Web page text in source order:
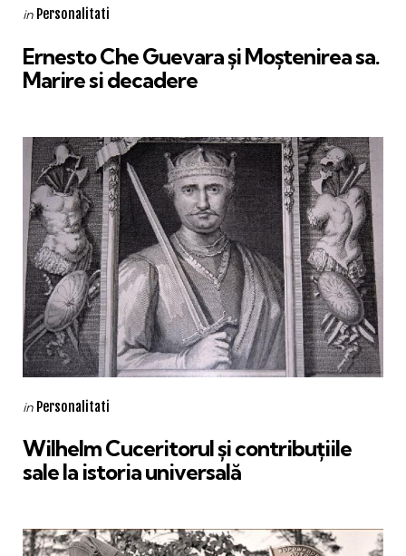
Categories
Posted
in Personalitati
Ernesto Che Guevara și Moștenirea sa.
Marire si decadere
Categories
Posted
in Personalitati
Wilhelm Cuceritorul și contribuțiile
sale la istoria universală